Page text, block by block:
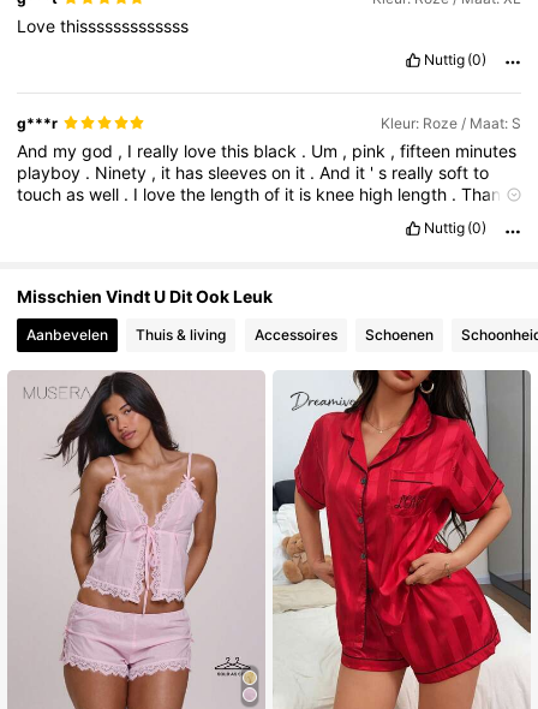
Lovethisssssssssssss
Nuttig (0)
g***r Kleur: Roze / Maat: S
And mygod , I really lovethis black . Um , pink ,fifteen minutes
playboy . Ninety , it hassleeveson it .And it 's reallysoftto
touchaswell . I lovethe lengthof it is knee high length .Thank
Nuttig (0)
Misschien Vindt U Dit Ook Leuk
Aanbevelen Thuis & living Accessoires Schoenen